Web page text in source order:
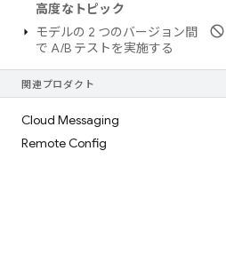
高度なトピック
モデルの 2 つのバージョン間
で A/B テストを実施する
関連プロダクト
Cloud Messaging
Remote Config